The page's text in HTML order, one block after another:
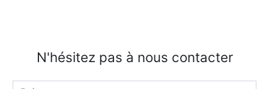
N'hésitez pas à nous contacter